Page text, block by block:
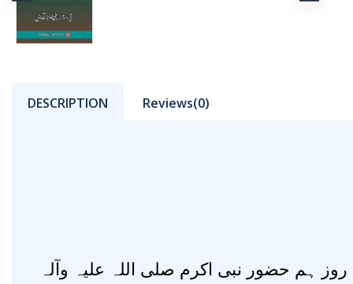
DESCRIPTION Reviews(0)
ہم حضور نبی اکرم صلی اللہ علیہ وآلہ